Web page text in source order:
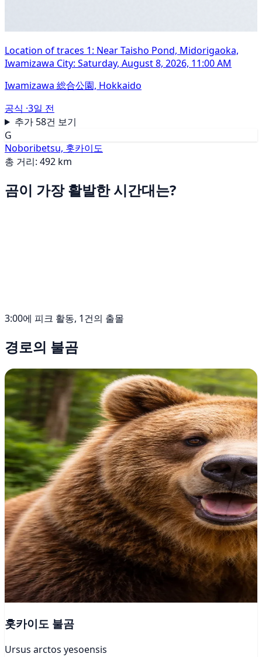
Location of traces 1: Near Taisho Pond, Midorigaoka,
Iwamizawa City: Saturday, August 8, 2026, 11:00 AM
Iwamizawa 総合公園, Hokkaido
공식 ·3일 전
추가 58건 보기
G
Noboribetsu, 홋카이도
총 거리: 492 km
곰이 가장 활발한 시간대는?
3:00에 피크 활동, 1건의 출몰
경로의 불곰
홋카이도 불곰
Ursus arctos yesoensis